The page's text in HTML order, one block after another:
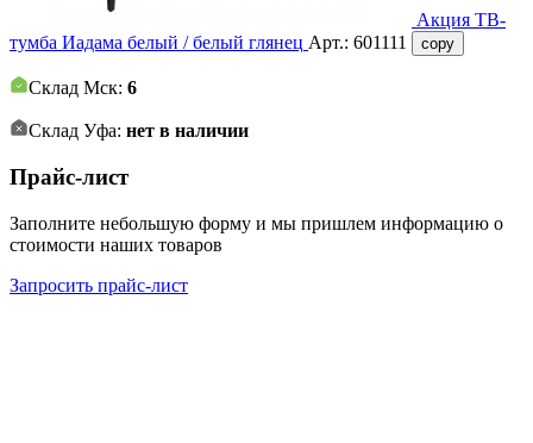
Акция ТВ-
тумба Иадама белый / белый глянец Арт.: 601111 copy
Склад Мск: 6
Склад Уфа: нет в наличии
Прайс-лист
Заполните небольшую форму и мы пришлем информацию о
стоимости наших товаров
Запросить прайс-лист